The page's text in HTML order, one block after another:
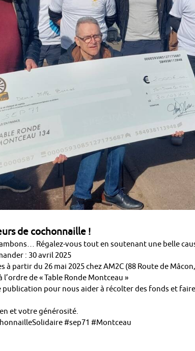
de cochonnaille !
Régalez-vous tout en soutenant une belle
: 30 avril 2025
à partir du 26 mai 2025 chez AM2C (88 Route de
de « Table Ronde Montceau »
publication pour nous aider à récolter des fonds et
et votre générosité.
#sep71 #Montceau